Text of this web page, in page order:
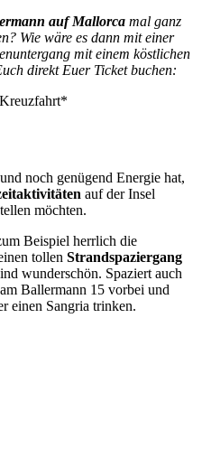
auf Mallorcamal ganz
Wie wäre es dann mit einer
mit einem köstlichen
direkt Euer Ticket buchen:
noch genügend Energie hat,
auf der Insel
möchten.
Beispiel herrlich die
tollen Strandspaziergang
wunderschön. Spaziert auch
Ballermann 15 vorbei und
einen Sangria trinken.